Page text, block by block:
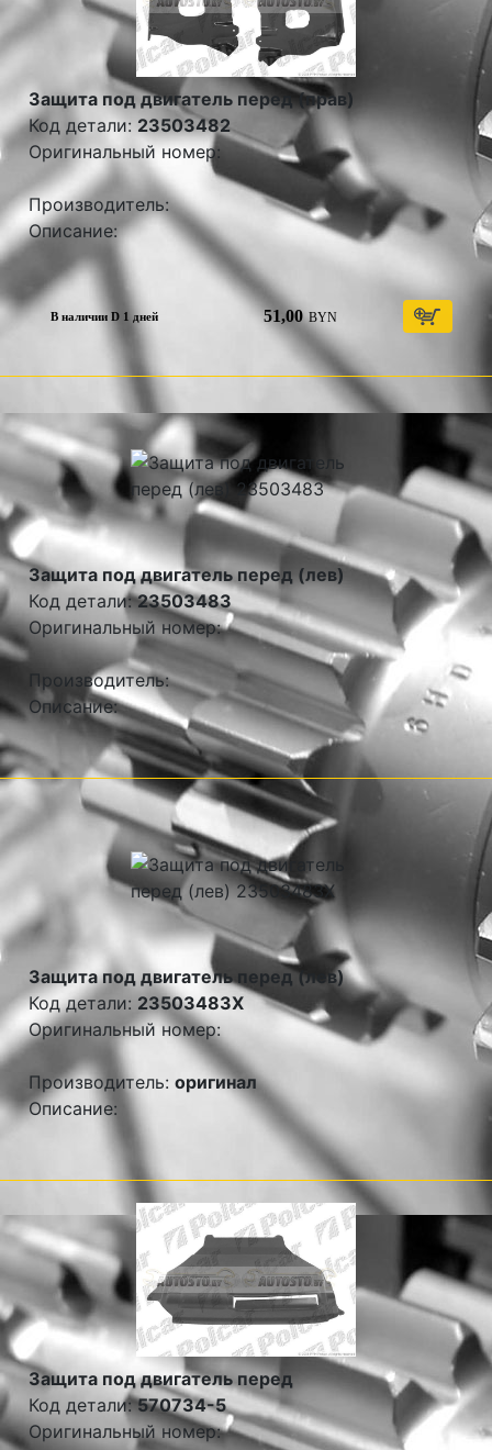
Защита под двигатель перед (прав)
Код детали: 23503482
Оригинальный номер:
Производитель:
Описание:
В наличии D 1 дней 51,00 BYN
Защита под двигатель перед (лев)
Код детали:23503483
Оригинальный номер:
Производитель:
Описание:
Защита под двигатель перед (лев)
Код детали: 23503483X
Оригинальный номер:
Производитель: оригинал
Описание:
Защита под двигатель перед
Код детали:570734-5
Оригинальный номер: